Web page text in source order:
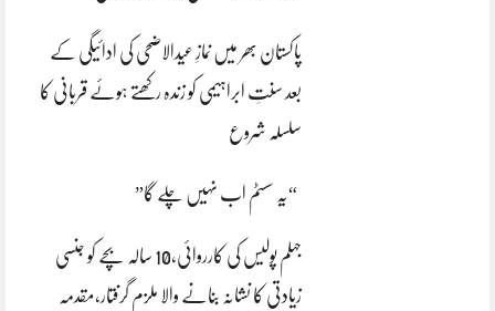
پاکستان بھر میں نمازِ عیدالاضحی کی ادائیگی کے
بعد سنتِ ابراہیمی کو زندہ رکھتے ہوئے قربانی کا
سلسلہ شروع
“یہ سسٹم اب نہیں چلے گا”
جہلم پولیس کی کارروائی،10 سالہ بچے کو جنسی
زیادتی کا نشانہ بنانے والا ملزم گرفتار،مقدمہ